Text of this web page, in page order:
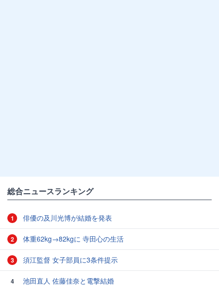
総合ニュースランキング
1 俳優の及川光博が結婚を発表
2 体重62kg→82kgに 寺田心の生活
3 須江監督 女子部員に3条件提示
4 池田直人 佐藤佳奈と電撃結婚